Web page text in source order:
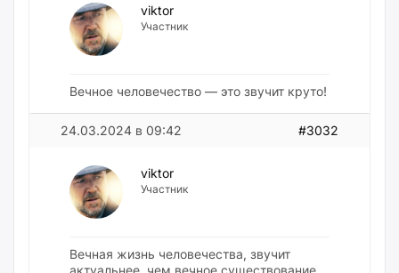
viktor
Участник
Вечное человечество — это звучит круто!
24.03.2024 в 09:42 #3032
viktor
Участник
Вечная жизнь человечества, звучит
актуальнее, чем вечное существование